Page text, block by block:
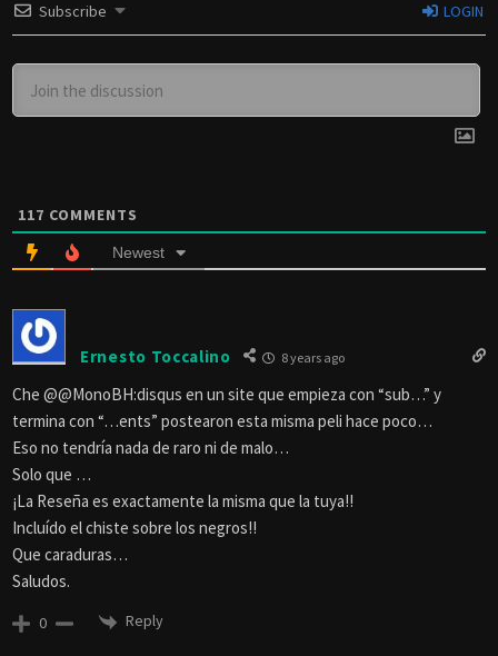
Subscribe LOGIN
117 COMMENTS
Newest
Ernesto Toccalino 8 years ago
Che @@MonoBH:disqus en un site que empieza con “sub…” y
termina con “…ents” postearon esta misma peli hace poco…
Eso no tendría nada de raro ni de malo…
Solo que …
¡La Reseña es exactamente la misma que la tuya!!
Incluído el chiste sobre los negros!!
Que caraduras…
Saludos.
0 Reply